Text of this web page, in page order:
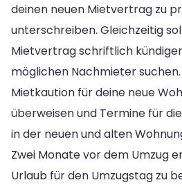
deinen neuen Mietvertrag zu
unterschreiben. Gleichzeitig
Mietvertrag schriftlich
möglichen Nachmieter
Mietkaution für deine neue
überweisen und Termine für
in der neuen und alten
Zwei Monate vor dem Umzug
Urlaub für den Umzugstag zu